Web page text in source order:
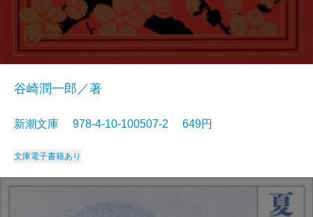
谷崎潤一郎／著
新潮文庫 978-4-10-100507-2 649円
文庫電子書籍あり